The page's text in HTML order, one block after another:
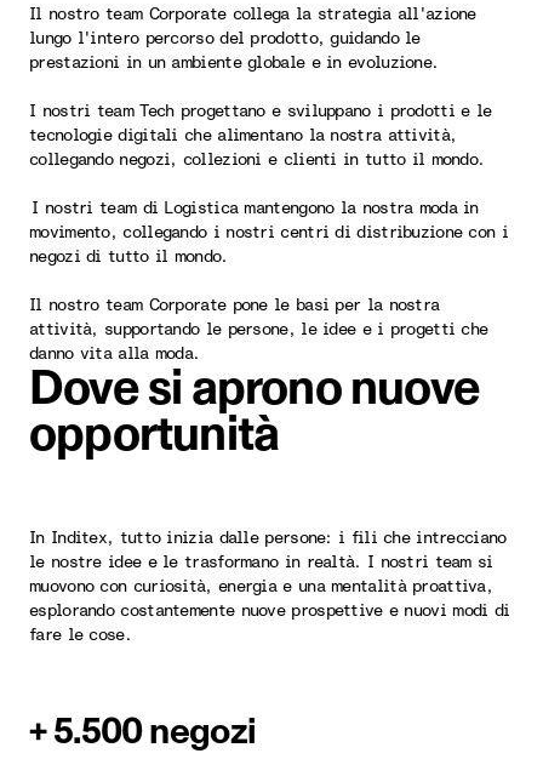
Il nostro team Corporate collega la strategia all'azione
lungo l'intero percorso del prodotto, guidando le
prestazioni in un ambiente globale e in evoluzione.
I nostri team Tech progettano e sviluppano i prodotti e le
tecnologie digitali che alimentano la nostra attività,
collegando negozi, collezioni e clienti in tutto il mondo.
I nostri team di Logistica mantengono la nostra moda in
movimento, collegando i nostri centri di distribuzione con i
negozi di tutto il mondo.
Il nostro team Corporate pone le basi per la nostra
attività, supportando le persone, le idee e i progetti che
danno vita alla moda.
Dove si aprono nuove
opportunità
In Inditex, tutto inizia dalle persone: i fili che intrecciano
le nostre idee e le trasformano in realtà. I ​​nostri team si
muovono con curiosità, energia e una mentalità proattiva,
esplorando costantemente nuove prospettive e nuovi modi di
fare le cose.
+ 5.500 negozi